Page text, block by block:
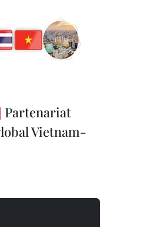
Partenariat
Vietnam-